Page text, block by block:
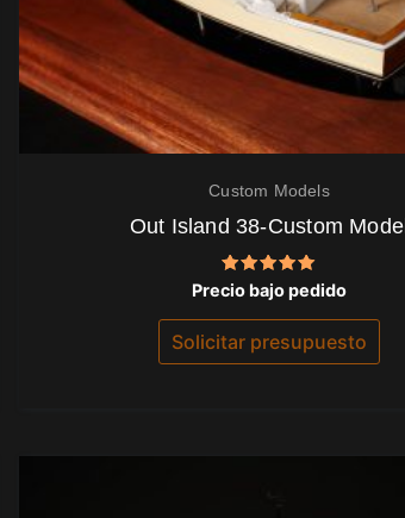
Custom Models
Out Island 38-Custom Model
Valorado
con
5.00
Precio bajo pedido
Solicitar presupuesto